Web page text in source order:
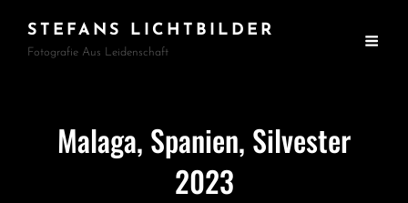
STEFANS LICHTBILDER
Fotografie Aus Leidenschaft
Malaga, Spanien, Silvester
2023